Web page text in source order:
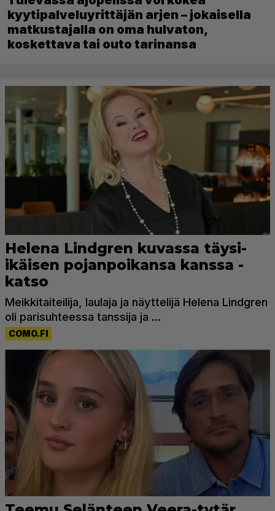
kyytipalveluyrittäjän arjen – jokaisella
matkustajalla on oma hulvaton,
koskettava tai outo tarinansa